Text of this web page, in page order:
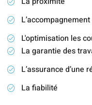
L’accompagnement
L'optimisation les
La garantie des
L’assurance d’une
La fiabilité